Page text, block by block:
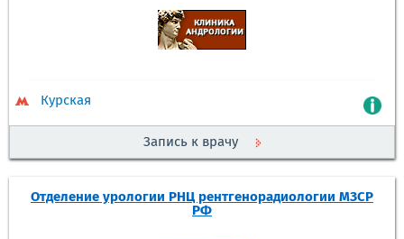
Курская
Запись к врачу
Отделение урологии РНЦ рентгенорадиологии МЗСР
РФ